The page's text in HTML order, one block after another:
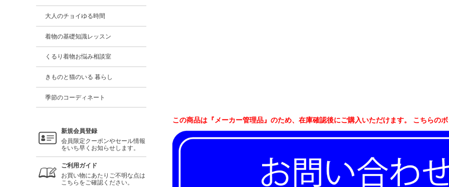
大人のチョイゆる時間
着物の基礎知識レッスン
くるり着物お悩み相談室
きものと猫のいる 暮らし
季節のコーディネート
新規会員登録
会員限定クーポンやセール情報
をいち早くお知らせします。
ご利用ガイド
お買い物にあたりご不明な点は
こちらをご確認ください。
この商品は『メーカー管理品』のため、在庫確認後にご購入いただけます。 こちらの